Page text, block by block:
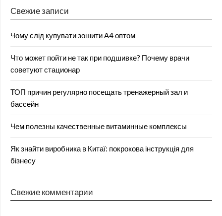
Свежие записи
Чому слід купувати зошити А4 оптом
Что может пойти не так при подшивке? Почему врачи
советуют стационар
ТОП причин регулярно посещать тренажерный зал и
бассейн
Чем полезны качественные витаминные комплексы
Як знайти виробника в Китаї: покрокова інструкція для
бізнесу
Свежие комментарии